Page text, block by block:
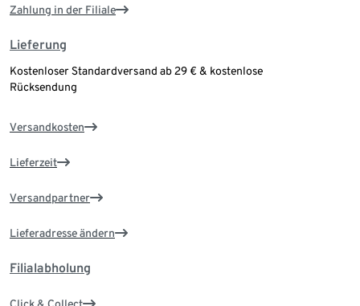
Zahlung in der Filiale
Lieferung
Kostenloser Standardversand ab 29 € & kostenlose
Rücksendung
Versandkosten
Lieferzeit
Versandpartner
Lieferadresse ändern
Filialabholung
Click & Collect